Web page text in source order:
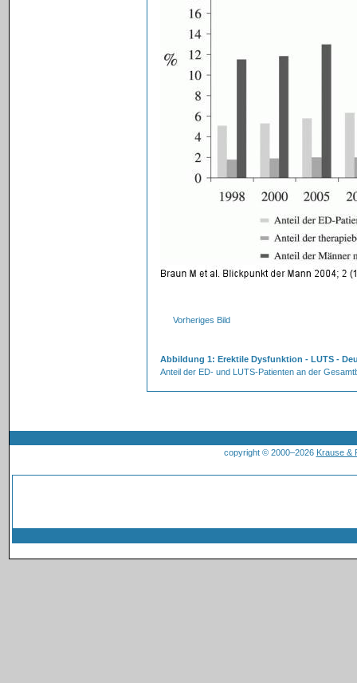
Vorheriges Bild
Abbildung 1: Erektile Dysfunktion - LUTS -
Anteil der ED- und LUTS-Patienten an der
copyright © 2000–2026 Krause &